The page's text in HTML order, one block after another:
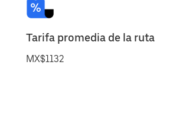
Tarifa promedia de la ruta
MX$1132